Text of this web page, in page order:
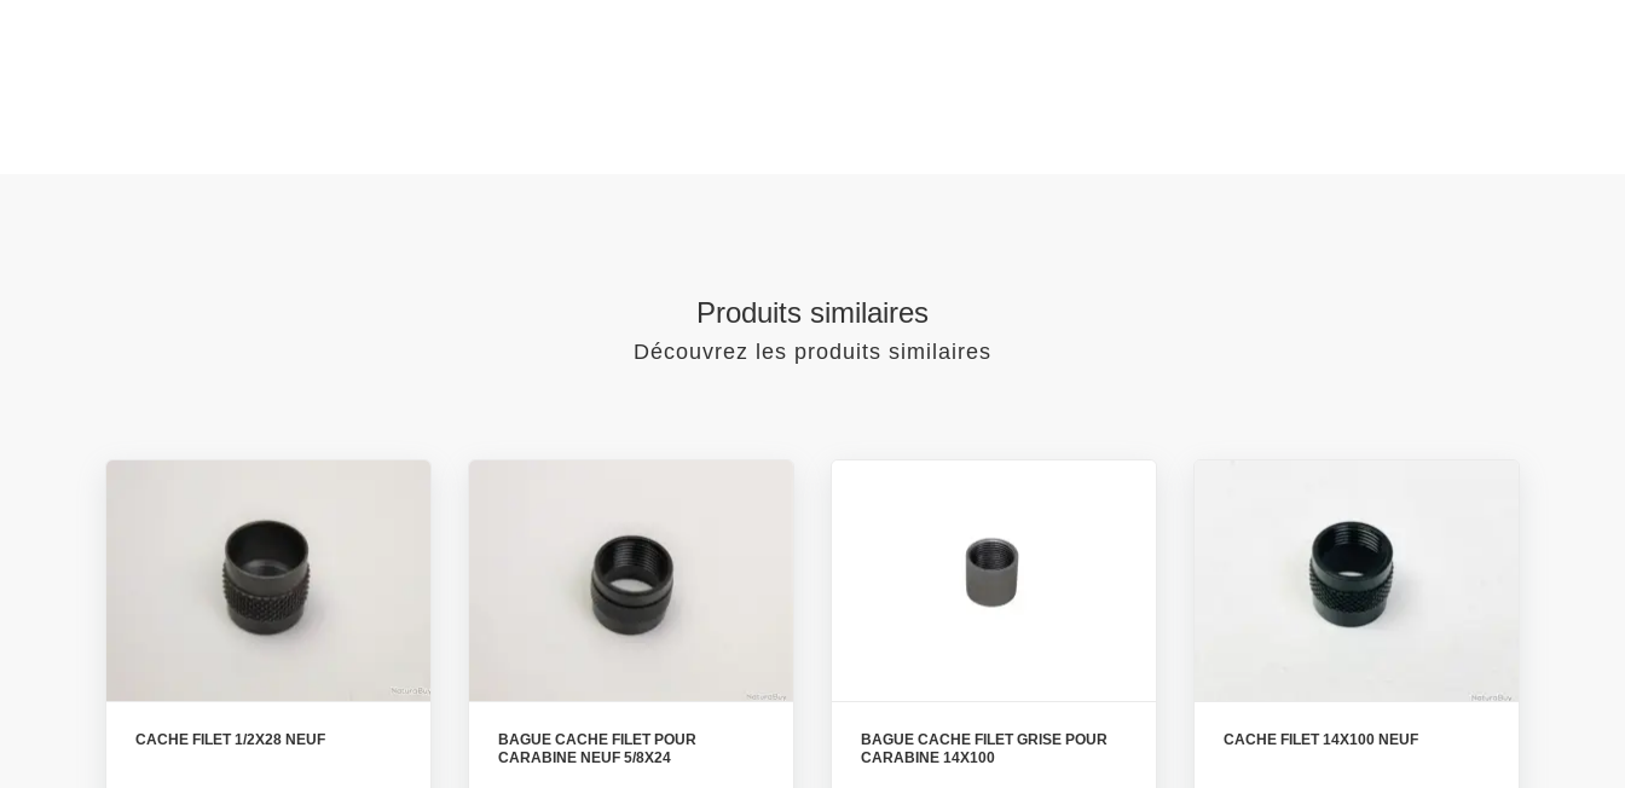
Produits similaires
Découvrez les produits similaires
CACHE FILET 1/2X28 NEUF
BAGUE CACHE FILET POUR
CARABINE NEUF 5/8X24
BAGUE CACHE FILET GRISE POUR
CARABINE 14X100
CACHE FILET 14X100 NEUF